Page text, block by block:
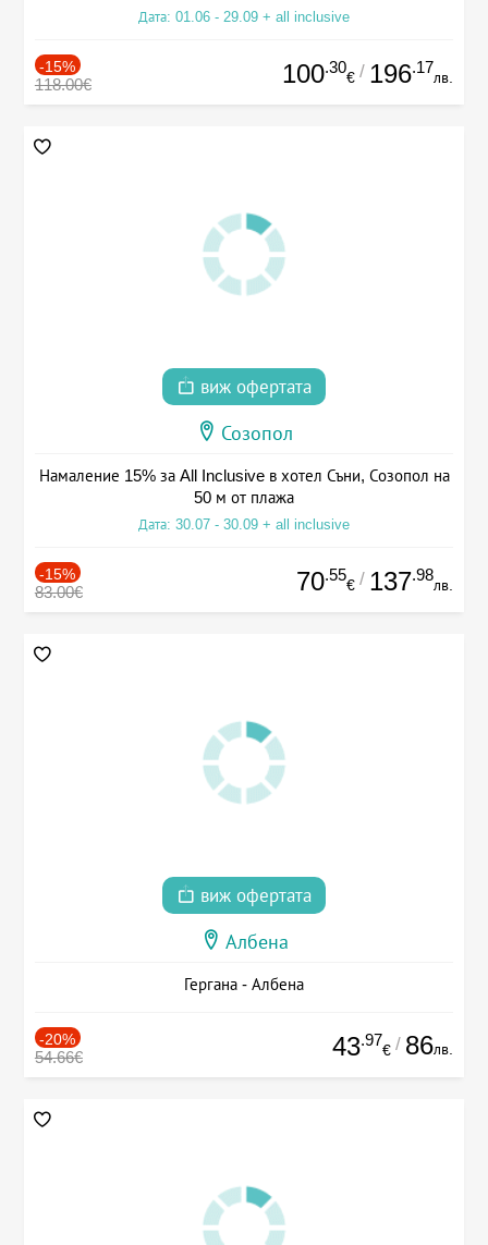
Дата: 01.06 - 29.09 + all inclusive
-15%
118.00€ 100.30
€ / 196.17
лв.
виж офертата
Созопол
Намаление 15% за All Inclusive в хотел Съни, Созопол на
50 м от плажа
Дата: 30.07 - 30.09 + all inclusive
-15%
83.00€ 70.55
€ / 137.98
лв.
виж офертата
Албена
Гергана - Албена
-20%
54.66€ 43.97
€ / 86лв.